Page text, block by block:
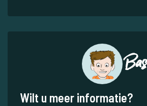
Bas
Wilt u meer informatie?